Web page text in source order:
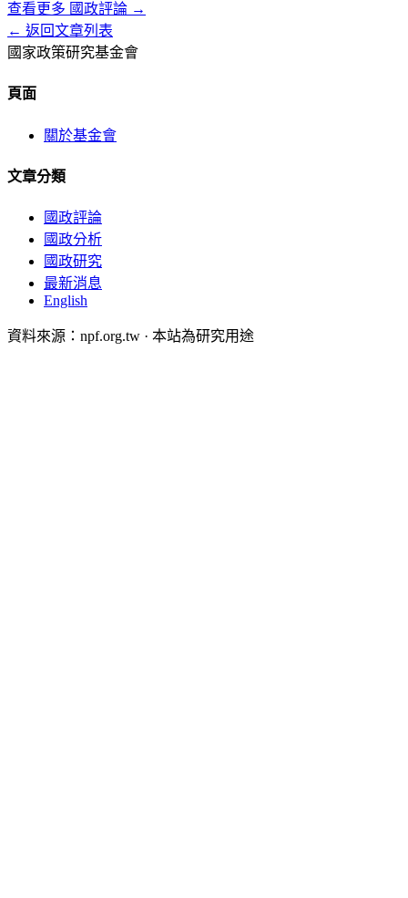
查看更多 國政評論 →
← 返回文章列表
國家政策研究基金會
頁面
關於基金會
文章分類
國政評論
國政分析
國政研究
最新消息
English
資料來源：npf.org.tw · 本站為研究用途